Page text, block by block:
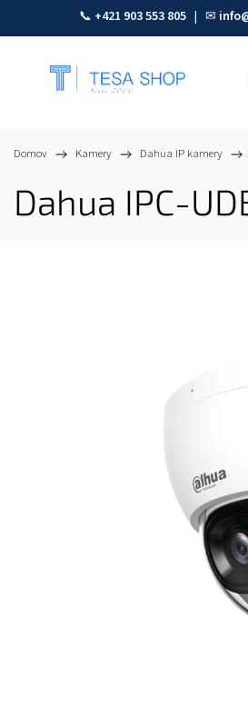
📞 +421 903 553 805 | ✉
Domov / Kamery / Dahua IP kamery /
Dahua IPC-